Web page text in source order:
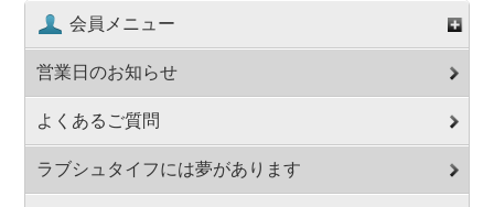
会員メニュー
営業日のお知らせ
よくあるご質問
ラブシュタイフには夢があります